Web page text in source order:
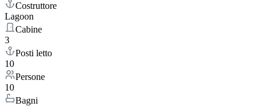
Costruttore
Lagoon
Cabine
3
Posti letto
10
Persone
10
Bagni